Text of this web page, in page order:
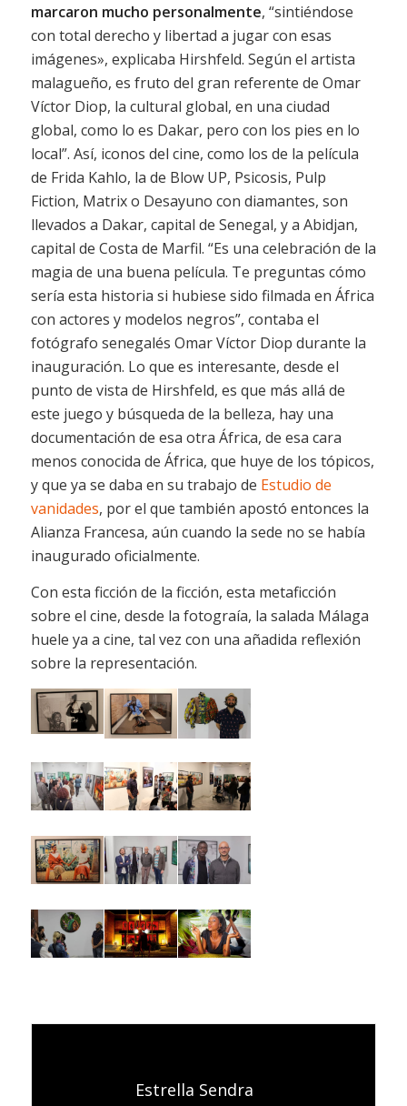
marcaron mucho personalmente, “sintiéndose
con total derecho y libertad a jugar con esas
imágenes», explicaba Hirshfeld. Según el artista
malagueño, es fruto del gran referente de Omar
Víctor Diop, la cultural global, en una ciudad
global, como lo es Dakar, pero con los pies en lo
local”. Así, iconos del cine, como los de la película
de Frida Kahlo, la de Blow UP, Psicosis, Pulp
Fiction, Matrix o Desayuno con diamantes, son
llevados a Dakar, capital de Senegal, y a Abidjan,
capital de Costa de Marfil. “Es una celebración de la
magia de una buena película. Te preguntas cómo
sería esta historia si hubiese sido filmada en África
con actores y modelos negros”, contaba el
fotógrafo senegalés Omar Víctor Diop durante la
inauguración. Lo que es interesante, desde el
punto de vista de Hirshfeld, es que más allá de
este juego y búsqueda de la belleza, hay una
documentación de esa otra África, de esa cara
menos conocida de África, que huye de los tópicos,
y que ya se daba en su trabajo de Estudio de
vanidades, por el que también apostó entonces la
Alianza Francesa, aún cuando la sede no se había
inaugurado oficialmente.
Con esta ficción de la ficción, esta metaficción
sobre el cine, desde la fotograía, la salada Málaga
huele ya a cine, tal vez con una añadida reflexión
sobre la representación.
Estrella Sendra